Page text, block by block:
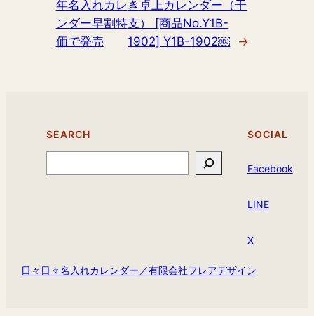
年名入れカレ
ンダー早割特
価で発売
き卓上カレンダー（干
支） [商品No.Y1B-
1902] Y1B-1902￼
→
SEARCH SOCIAL
Facebook
LINE
X
日々日々名入れカレンダー／有限会社フレアデザイン